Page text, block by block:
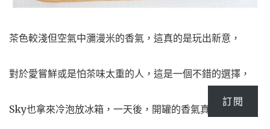
茶色較淺但空氣中瀰漫米的香氣，這真的是玩出新意，
對於愛嘗鮮或是怕茶味太重的人，這是一個不錯的選擇，
Sky也拿來冷泡放冰箱，一天後，開罐的香氣真迷人，
訂閱